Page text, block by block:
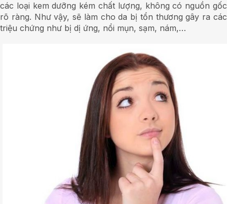
các loại kem dưỡng kém chất lượng, không có nguồn gốc
rõ ràng. Như vậy, sẽ làm cho da bị tổn thương gây ra các
triệu chứng như bị dị ứng, nổi mụn, sạm, nám,…